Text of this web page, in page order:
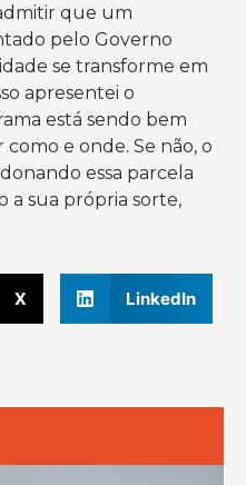
que um
pelo Governo
se transforme em
apresentei o
está sendo bem
e onde. Se não, o
essa parcela
a sua própria sorte,
X LinkedIn